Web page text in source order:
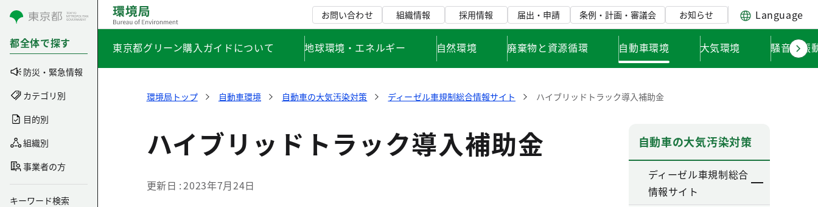
コンテンツにスキップ
都全体で探す
防災・緊急情報
カテゴリ別
目的別
組織別
事業者の方
キーワード検索
お問い合わせ 組織情報 採用情報 届出・申請 条例・計画・審議会 お知らせ Language
東京都グリーン購入ガイドについて 地球環境・エネルギー 自然環境 廃棄物と資源循環 自動車環境 大気環境 騒音・振
環境局トップ 自動車環境 自動車の大気汚染対策 ディーゼル車規制総合情報サイト ハイブリッドトラック導入補助金
ハイブリッドトラック導入補助金
更新日 2023年7月24日
自動車の大気汚染対策
ディーゼル車規制総合
情報サイト